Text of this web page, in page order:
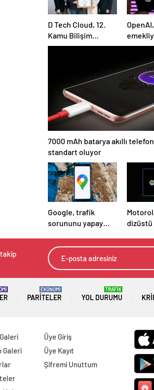
D Tech Cloud, 12.
Kamu Bilişim
Zirvesi’nin platin
Yeni
7000 mAh batarya akıllı
standart oluyor
Google, trafik
sorununu yapay
dizüstü
PARITELER
EKONOMİ
YOL DURUMU
TRAFİK
Galeri
Üye Giriş
Üye Kayıt
Şifremi Unuttum